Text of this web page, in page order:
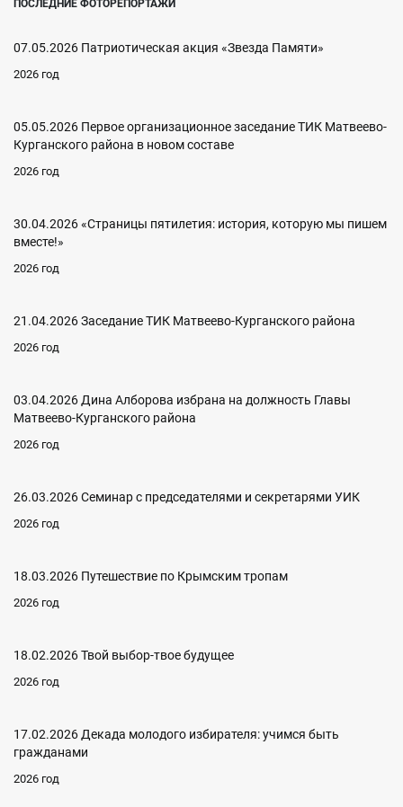
ПОСЛЕДНИЕ ФОТОРЕПОРТАЖИ
07.05.2026 Патриотическая акция «Звезда Памяти»
2026 год
05.05.2026 Первое организационное заседание ТИК Матвеево-
Курганского района в новом составе
2026 год
30.04.2026 «Страницы пятилетия: история, которую мы пишем
вместе!»
2026 год
21.04.2026 Заседание ТИК Матвеево-Курганского района
2026 год
03.04.2026 Дина Алборова избрана на должность Главы
Матвеево-Курганского района
2026 год
26.03.2026 Семинар с председателями и секретарями УИК
2026 год
18.03.2026 Путешествие по Крымским тропам
2026 год
18.02.2026 Твой выбор-твое будущее
2026 год
17.02.2026 Декада молодого избирателя: учимся быть
гражданами
2026 год